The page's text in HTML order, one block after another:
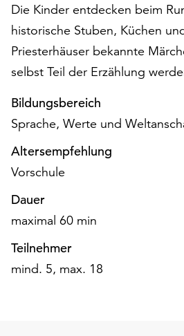
Sie
auf
„Alle
akzeptieren“,
um
alle
Cookies
zu
akzeptieren.
Sie
können
Ihr
Einverständnis
jederzeit
ändern
und
widerrufen.
Die Kinder entdecken beim
historische Stuben, Küchen
Priesterhäuser bekannte
selbst Teil der Erzählung
Bildungsbereich
Sprache, Werte und
Altersempfehlung
Vorschule
Dauer
maximal 60 min
Teilnehmer
mind. 5, max. 18